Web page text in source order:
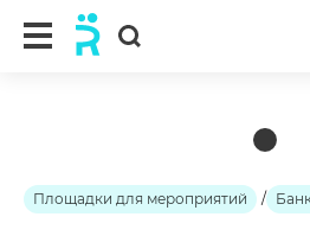
Площадки для мероприятий /